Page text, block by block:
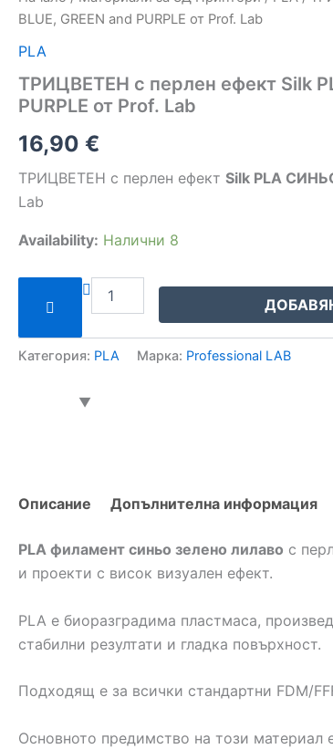
BLUE, GREEN and PURPLE от Prof. Lab
PLA
ТРИЦВЕТЕН с перлен ефект Silk
PURPLE от Prof. Lab
16,90 €
ТРИЦВЕТЕН с перлен ефект Silk PLA
Lab
Availability: Налични 8
Категория: PLA Марка: Professional LAB
Описание Допълнителна информация
PLA филамент синьо зелено лилаво с
и проекти с висок визуален ефект.
PLA е биоразградима пластмаса,
стабилни резултати и гладка повърхност.
Подходящ е за всички стандартни FDM/
Основното предимство на този материал